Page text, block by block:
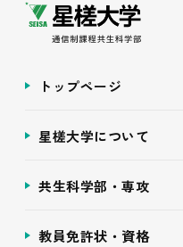
トップページ
星槎大学について
共生科学部・専攻
教員免許状・資格